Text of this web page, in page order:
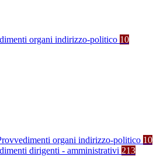
organi indirizzo-politico 10
organi indirizzo-politico 10
dirigenti - amministrativi 213